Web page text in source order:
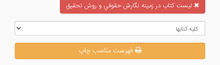
ليست كتاب در زمينه نگارش حقوقي و روش تحقيق
فهرست مناسب چاپ